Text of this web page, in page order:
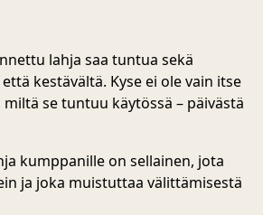
lahja saa tuntua sekä
kestävältä. Kyse ei ole vain itse
miltä se tuntuu käytössä – päivästä
kumppanille on sellainen, jota
ja joka muistuttaa välittämisestä